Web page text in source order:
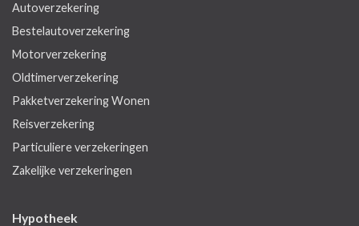
Autoverzekering
Bestelautoverzekering
Motorverzekering
Oldtimerverzekering
Pakketverzekering Wonen
Reisverzekering
Particuliere verzekeringen
Zakelijke verzekeringen
Hypotheek